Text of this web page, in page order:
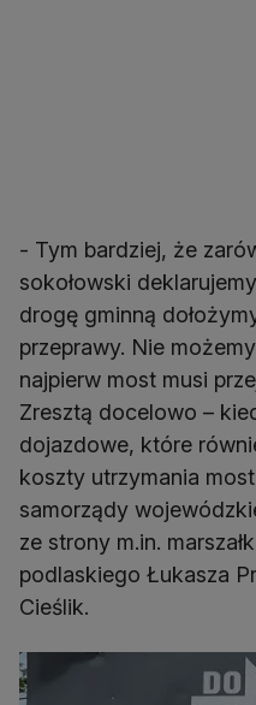
- Tym bardziej, że
sokołowski
drogę gminną
przeprawy. Nie
najpierw most musi
Zresztą docelowo –
dojazdowe, które
koszty utrzymania
samorządy
ze strony m.in.
podlaskiego Łukasza
Cieślik.